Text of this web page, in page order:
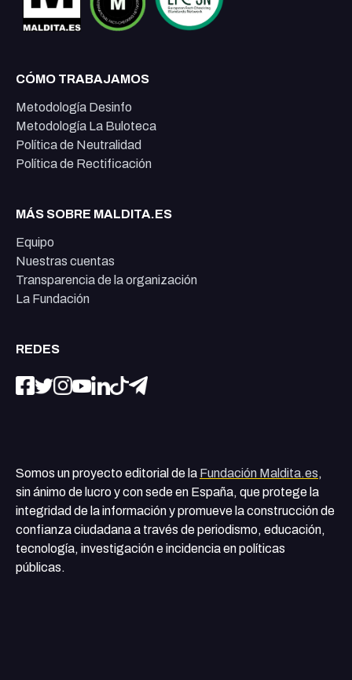
CÓMO TRABAJAMOS
Metodología Desinfo
Metodología La Buloteca
Política de Neutralidad
Política de Rectificación
MÁS SOBRE MALDITA.ES
Equipo
Nuestras cuentas
Transparencia de la organización
La Fundación
REDES
Somos un proyecto editorial de la Fundación Maldita.es,
sin ánimo de lucro y con sede en España, que protege la
integridad de la información y promueve la construcción de
confianza ciudadana a través de periodismo, educación,
tecnología, investigación e incidencia en políticas
públicas.